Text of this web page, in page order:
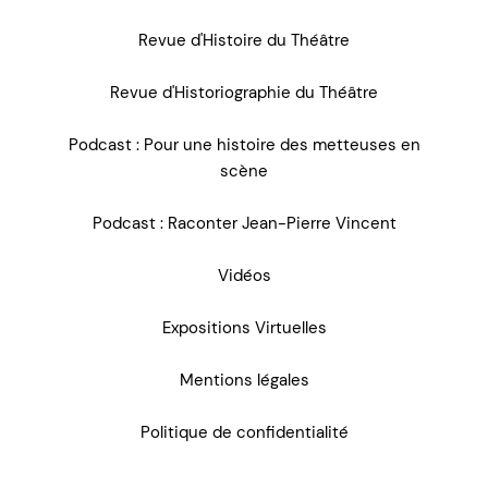
Revue d'Histoire du Théâtre
Revue d'Historiographie du Théâtre
Podcast : Pour une histoire des metteuses en
scène
Podcast : Raconter Jean-Pierre Vincent
Vidéos
Expositions Virtuelles
Mentions légales
Politique de confidentialité